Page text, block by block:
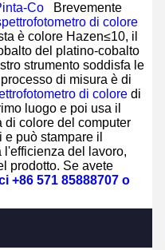
Co
Brevemente
di colore
è colore Hazen≤10, il
del platino-cobalto
strumento soddisfa le
processo di misura è di
di colore di
luogo e poi usa il
di colore del computer
può stampare il
l'efficienza del lavoro,
prodotto. Se avete
+86 571 85888707 o